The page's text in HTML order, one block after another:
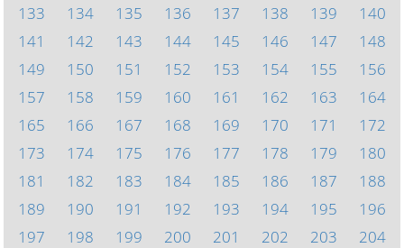
133
134 135 136 137 138 139
140
141
142 143 144 145 146 147
148
149
150 151 152 153 154 155
156
157
158 159 160 161 162 163
164
165
166 167 168 169 170 171
172
173
174 175 176 177 178 179
180
181
182 183 184 185 186 187
188
189
190 191 192 193 194 195
196
197
198 199 200 201 202 203
204